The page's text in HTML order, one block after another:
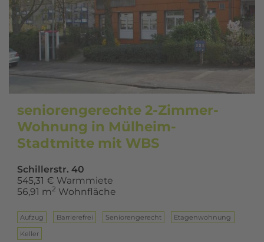
seniorengerechte 2-Zimmer-
Wohnung in Mülheim-
Stadtmitte mit WBS
Schillerstr. 40
545,31 € Warmmiete
56,91 m2 Wohnfläche
Aufzug Barrierefrei Seniorengerecht
Eta­gen­woh­nung
Keller